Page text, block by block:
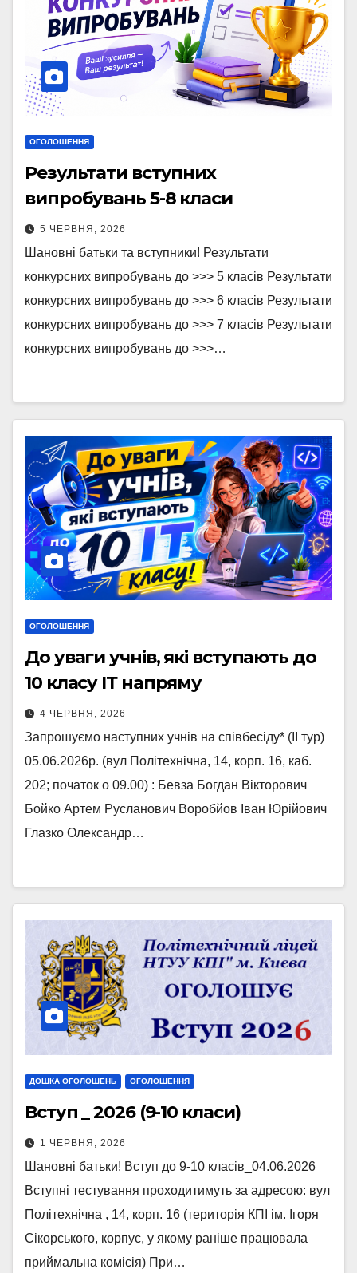
ОГОЛОШЕННЯ
Результати вступних
випробувань 5-8 класи
5 ЧЕРВНЯ, 2026
Шановні батьки та вступники! Результати
конкурсних випробувань до >>> 5 класів Результати
конкурсних випробувань до >>> 6 класів Результати
конкурсних випробувань до >>> 7 класів Результати
конкурсних випробувань до >>>…
ОГОЛОШЕННЯ
До уваги учнів, які вступають до
10 класу ІТ напряму
4 ЧЕРВНЯ, 2026
Запрошуємо наступних учнів на співбесіду* (ІІ тур)
05.06.2026р. (вул Політехнічна, 14, корп. 16, каб.
202; початок о 09.00) : Бевза Богдан Вікторович
Бойко Артем Русланович Воробйов Іван Юрійович
Глазко Олександр…
ДОШКА ОГОЛОШЕНЬ ОГОЛОШЕННЯ
Вступ _ 2026 (9-10 класи)
1 ЧЕРВНЯ, 2026
Шановні батьки! Вступ до 9-10 класів_04.06.2026
Вступні тестування проходитимуть за адресою: вул
Політехнічна , 14, корп. 16 (територія КПІ ім. Ігоря
Сікорського, корпус, у якому раніше працювала
приймальна комісія) При…